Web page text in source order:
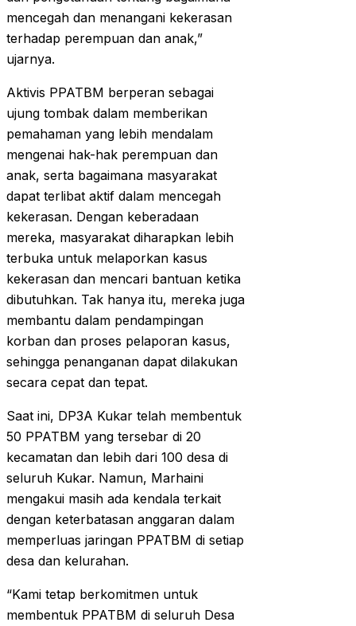
mencegah dan menangani kekerasan
terhadap perempuan dan anak,”
ujarnya.
Aktivis PPATBM berperan sebagai
ujung tombak dalam memberikan
pemahaman yang lebih mendalam
mengenai hak-hak perempuan dan
anak, serta bagaimana masyarakat
dapat terlibat aktif dalam mencegah
kekerasan. Dengan keberadaan
mereka, masyarakat diharapkan lebih
terbuka untuk melaporkan kasus
kekerasan dan mencari bantuan ketika
dibutuhkan. Tak hanya itu, mereka juga
membantu dalam pendampingan
korban dan proses pelaporan kasus,
sehingga penanganan dapat dilakukan
secara cepat dan tepat.
Saat ini, DP3A Kukar telah membentuk
50 PPATBM yang tersebar di 20
kecamatan dan lebih dari 100 desa di
seluruh Kukar. Namun, Marhaini
mengakui masih ada kendala terkait
dengan keterbatasan anggaran dalam
memperluas jaringan PPATBM di setiap
desa dan kelurahan.
“Kami tetap berkomitmen untuk
membentuk PPATBM di seluruh Desa